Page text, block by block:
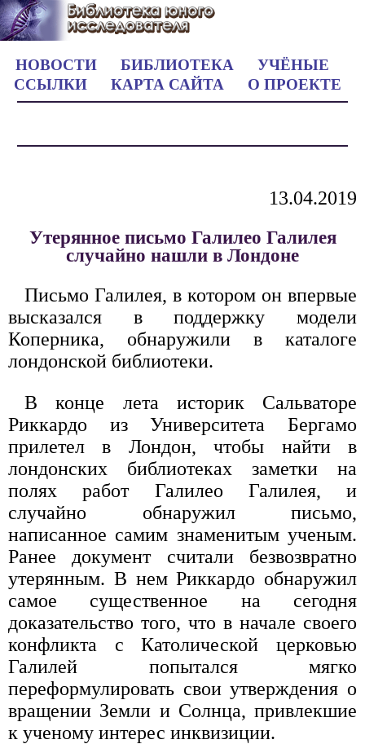
НОВОСТИ БИБЛИОТЕКА
УЧЁНЫЕ
ССЫЛКИ
КАРТА САЙТА О ПРОЕКТЕ
13.04.2019
Утерянное письмо Галилео Галилея
случайно нашли в Лондоне
Письмо Галилея, в котором он впервые
высказался в поддержку модели
Коперника, обнаружили в каталоге
лондонской библиотеки.
В конце лета историк Сальваторе
Риккардо из Университета Бергамо
прилетел в Лондон, чтобы найти в
лондонских библиотеках заметки на
полях работ Галилео Галилея, и
случайно обнаружил письмо,
написанное самим знаменитым ученым.
Ранее документ считали безвозвратно
утерянным. В нем Риккардо обнаружил
самое существенное на сегодня
доказательство того, что в начале своего
конфликта с Католической церковью
Галилей попытался мягко
переформулировать свои утверждения о
вращении Земли и Солнца, привлекшие
к ученому интерес инквизиции.